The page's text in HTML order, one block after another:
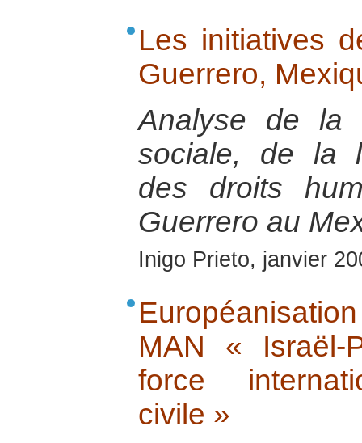
Les initiatives
Guerrero,
Analyse de la
sociale, de la
des droits
Guerrero au
Inigo Prieto, janvier
MAN « Israël-
force
civile »